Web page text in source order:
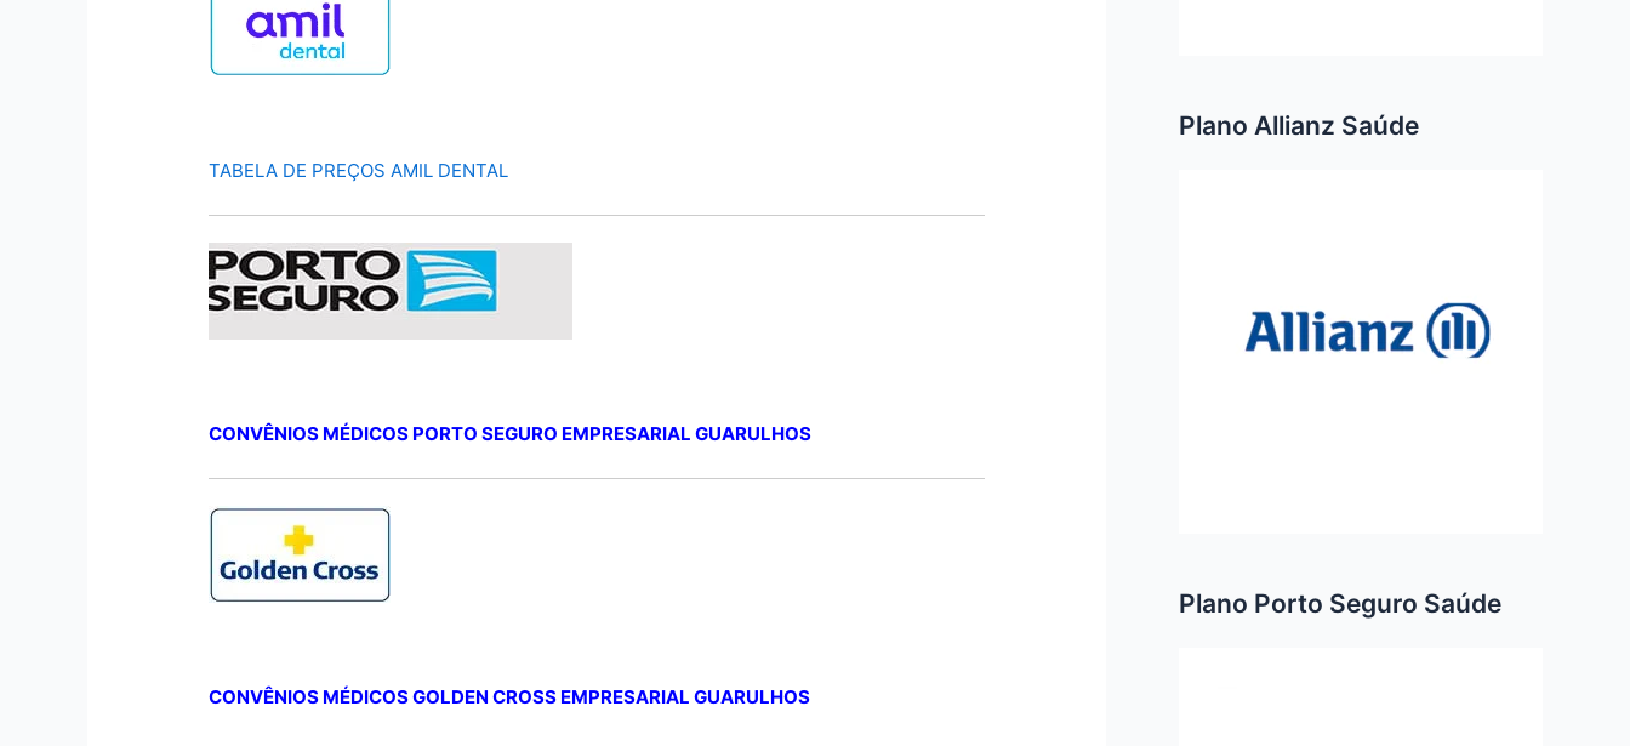
TABELA DE PREÇOS AMIL DENTAL
CONVÊNIOS MÉDICOS PORTO SEGURO EMPRESARIAL GUARULHOS
CONVÊNIOS MÉDICOS GOLDEN CROSS EMPRESARIAL GUARULHOS
Plano Allianz Saúde
Plano Porto Seguro Saúde